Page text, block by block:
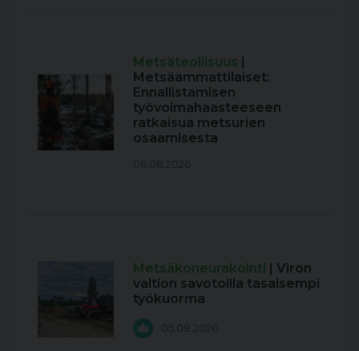
Metsäteollisuus |
Metsäammattilaiset:
Ennallistamisen
työvoimahaasteeseen
ratkaisua metsurien
osaamisesta
06.08.2026
Metsäkoneurakointi | Viron
valtion savotoilla tasaisempi
työkuorma
05.08.2026